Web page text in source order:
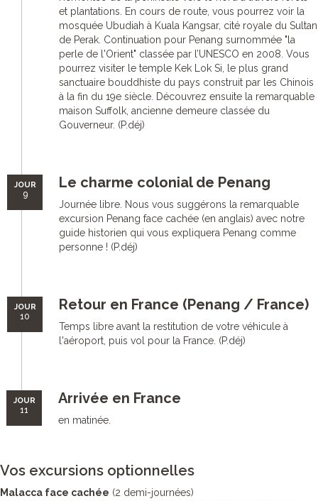
et plantations. En cours de route, vous pourrez voir la
mosquée Ubudiah à Kuala Kangsar, cité royale du Sultan
de Perak. Continuation pour Penang surnommée "la
perle de l'Orient" classée par l’UNESCO en 2008. Vous
pourrez visiter le temple Kek Lok Si, le plus grand
sanctuaire bouddhiste du pays construit par les Chinois
à la fin du 19e siècle. Découvrez ensuite la remarquable
maison Suffolk, ancienne demeure classée du
Gouverneur. (P.déj)
JOUR
9
Le charme colonial de Penang
Journée libre. Nous vous suggérons la remarquable
excursion Penang face cachée (en anglais) avec notre
guide historien qui vous expliquera Penang comme
personne ! (P.déj)
JOUR
10
Retour en France (Penang / France)
Temps libre avant la restitution de votre véhicule à
l'aéroport, puis vol pour la France. (P.déj)
JOUR
11
Arrivée en France
en matinée.
Vos excursions optionnelles
Malacca face cachée (2 demi-journées)